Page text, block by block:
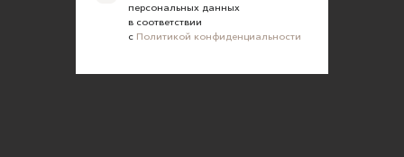
персональных данных
в соответствии
с Политикой конфиденциальности